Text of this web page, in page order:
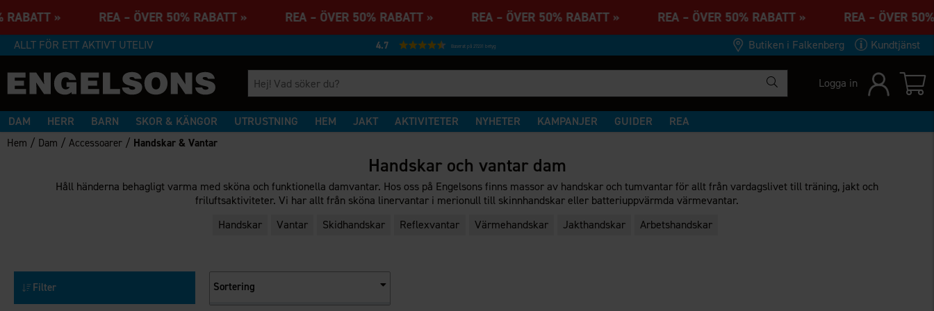
RABATT » REA – ÖVER 50% RABATT » REA – ÖVER 50% RABATT » REA – ÖVER 50% RABATT » REA – ÖVER 50% RABATT » REA –
ALLT FÖR ETT AKTIVT UTELIV 4.7 Baserat på 27231 betyg Butiken i Falkenberg Kundtjänst
Logga in
DAM HERR BARN SKOR & KÄNGOR UTRUSTNING HEM JAKT AKTIVITETER NYHETER KAMPANJER GUIDER REA
Hem / Dam /Accessoarer / Handskar & Vantar
Handskar och vantar dam
Håll händerna behagligt varma med sköna och funktionella damvantar. Hos oss på Engelsons finns massor av handskar och tumvantar för allt från vardagslivet till träning, jakt och
friluftsaktiviteter. Vi har allt från sköna linervantar i merionull till skinnhandskar eller batteriuppvärmda värmevantar.
Handskar
Vantar Skidhandskar Reflexvantar Värmehandskar Jakthandskar Arbetshandskar
Filter Sortering